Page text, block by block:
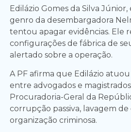
Edilázio Gomes da Silva
genro da desembargadora
tentou apagar evidências. Ele
configurações de fábrica de
alertado sobre a operação.
A PF afirma que Edilázio
entre advogados e
Procuradoria-Geral da
corrupção passiva, lavagem
organização criminosa.